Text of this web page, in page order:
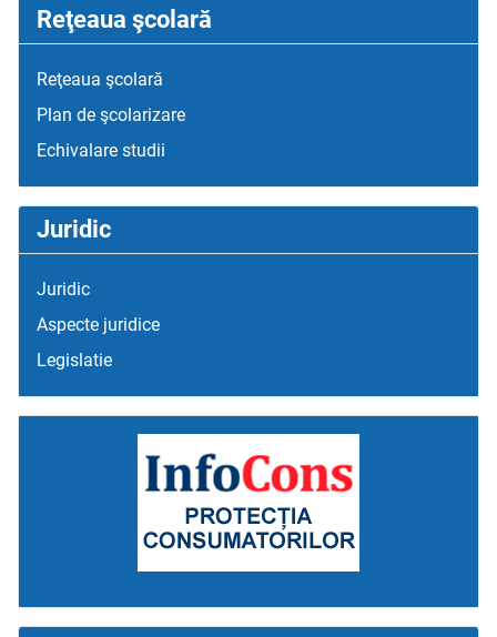
Reţeaua şcolară
Reţeaua şcolară
Plan de şcolarizare
Echivalare studii
Juridic
Juridic
Aspecte juridice
Legislatie